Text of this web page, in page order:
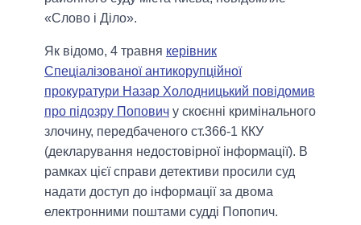
«Слово і Діло».
Як відомо, 4 травня керівник
Спеціалізованої антикорупційної
прокуратури Назар Холодницький повідомив
про підозру Попович у скоєнні кримінального
злочину, передбаченого ст.366-1 ККУ
(декларування недостовірної інформації). В
рамках цієї справи детективи просили суд
надати доступ до інформації за двома
електронними поштами судді Попопич.